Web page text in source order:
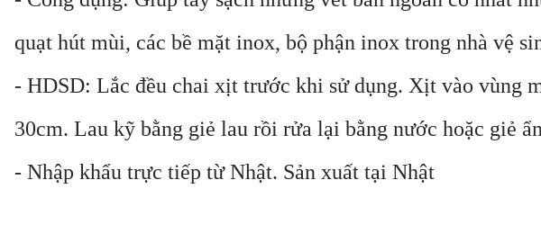
quạt hút mùi, các bề mặt inox, bộ phận inox trong nhà vệ
- HDSD: Lắc đều chai xịt trước khi sử dụng. Xịt vào vùng
30cm. Lau kỹ bằng giẻ lau rồi rửa lại bằng nước hoặc giẻ
- Nhập khẩu trực tiếp từ Nhật. Sản xuất tại Nhật